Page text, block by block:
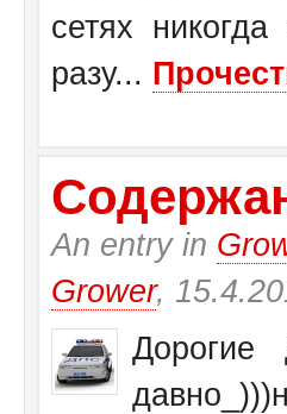
сетях
разу...
An entry in
Grower,
Дорогие